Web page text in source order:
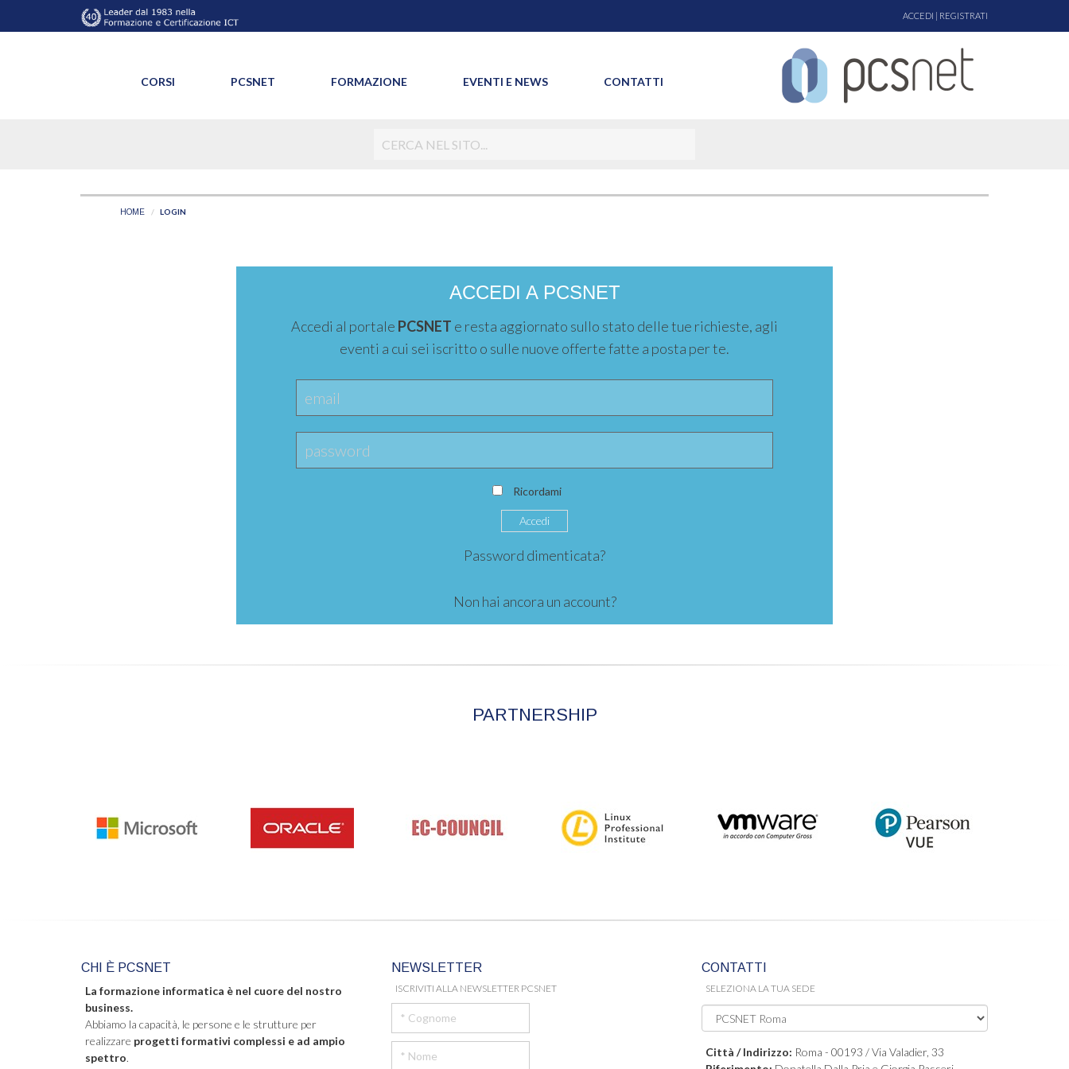
ACCEDI | REGISTRATI
CORSI PCSNET FORMAZIONE EVENTI E NEWS CONTATTI
HOME LOGIN
ACCEDI A PCSNET
Accedi al portale PCSNET e resta aggiornato sullo stato delle tue richieste, agli
eventi a cui sei iscritto o sulle nuove offerte fatte a posta per te.
Ricordami
Password dimenticata?
Non hai ancora un account?
PARTNERSHIP
CHI È PCSNET
La formazione informatica è nel cuore del nostro
business.
Abbiamo la capacità, le persone e le strutture per
realizzare progetti formativi complessi e ad ampio
spettro.
NEWSLETTER
ISCRIVITI ALLA NEWSLETTER PCSNET
CONTATTI
SELEZIONA LA TUA SEDE
Città / Indirizzo: Roma - 00193 / Via Valadier, 33